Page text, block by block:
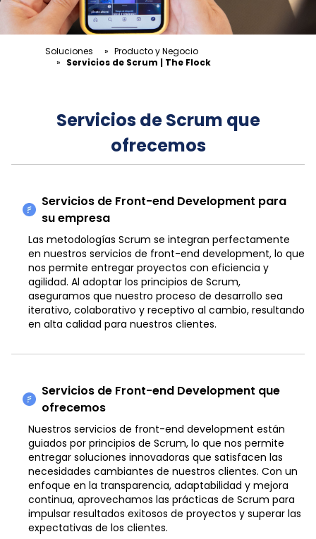
Soluciones » Producto y Negocio
» Servicios de Scrum | The Flock
Servicios de Scrum que
ofrecemos
Servicios de Front-end Development para
su empresa
Las metodologías Scrum se integran perfectamente
en nuestros servicios de front-end development, lo que
nos permite entregar proyectos con eficiencia y
agilidad. Al adoptar los principios de Scrum,
aseguramos que nuestro proceso de desarrollo sea
iterativo, colaborativo y receptivo al cambio, resultando
en alta calidad para nuestros clientes.
Servicios de Front-end Development que
ofrecemos
Nuestros servicios de front-end development están
guiados por principios de Scrum, lo que nos permite
entregar soluciones innovadoras que satisfacen las
necesidades cambiantes de nuestros clientes. Con un
enfoque en la transparencia, adaptabilidad y mejora
continua, aprovechamos las prácticas de Scrum para
impulsar resultados exitosos de proyectos y superar las
expectativas de los clientes.